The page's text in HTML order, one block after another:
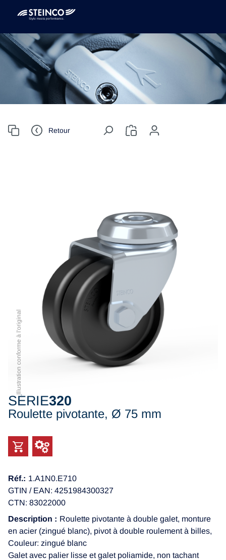
Retour
Illustration conforme à l'original
SÉRIE320
Roulette pivotante, Ø 75 mm
Réf.: 1.A1N0.E710
GTIN / EAN: 4251984300327
CTN: 83022000
Description : Roulette pivotante à double galet, monture
en acier (zingué blanc), pivot à double roulement à billes,
Couleur: zingué blanc
Galet avec palier lisse et galet poliamide, non tachant